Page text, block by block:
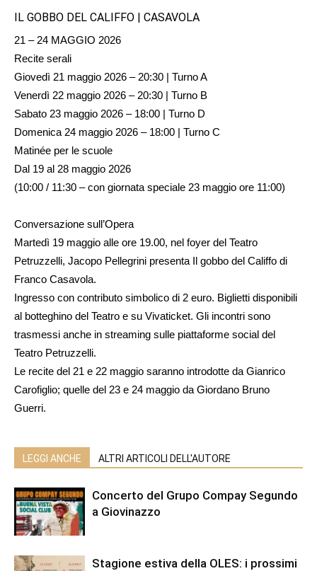
IL GOBBO DEL CALIFFO | CASAVOLA
21 – 24 MAGGIO 2026
Recite serali
Giovedì 21 maggio 2026 – 20:30 | Turno A
Venerdì 22 maggio 2026 – 20:30 | Turno B
Sabato 23 maggio 2026 – 18:00 | Turno D
Domenica 24 maggio 2026 – 18:00 | Turno C
Matinée per le scuole
Dal 19 al 28 maggio 2026
(10:00 / 11:30 – con giornata speciale 23 maggio ore 11:00)
Conversazione sull’Opera
Martedì 19 maggio alle ore 19.00, nel foyer del Teatro
Petruzzelli, Jacopo Pellegrini presenta Il gobbo del Califfo di
Franco Casavola.
Ingresso con contributo simbolico di 2 euro. Biglietti disponibili
al botteghino del Teatro e su Vivaticket. Gli incontri sono
trasmessi anche in streaming sulle piattaforme social del
Teatro Petruzzelli.
Le recite del 21 e 22 maggio saranno introdotte da Gianrico
Carofiglio; quelle del 23 e 24 maggio da Giordano Bruno
Guerri.
LEGGI ANCHE ALTRI ARTICOLI DELL'AUTORE
Concerto del Grupo Compay Segundo
a Giovinazzo
Stagione estiva della OLES: i prossimi